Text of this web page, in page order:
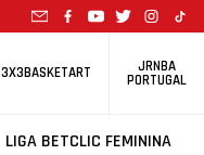
3X3BASKETART JRNBA
PORTUGAL
LIGA BETCLIC FEMININA